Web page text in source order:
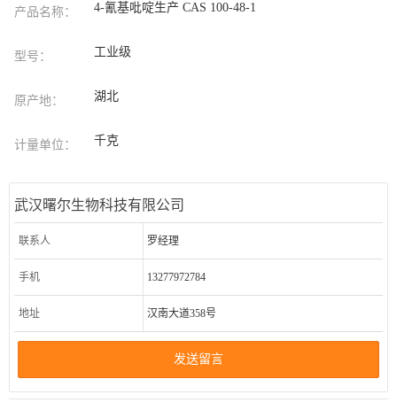
产品名称： 4-氰基吡啶生产 CAS 100-48-1
型号： 工业级
原产地： 湖北
计量单位： 千克
武汉曙尔生物科技有限公司
联系人 罗经理
手机 13277972784
地址 汉南大道358号
发送留言